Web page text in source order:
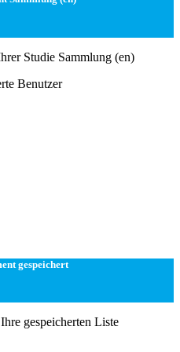
Studie Sammlung (en)
Benutzer
gespeichert
gespeicherten Liste